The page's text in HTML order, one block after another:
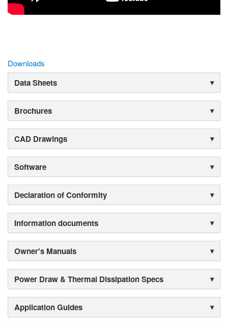
Downloads
Data Sheets
Brochures
CAD Drawings
Software
Declaration of Conformity
Information documents
Owner's Manuals
Power Draw & Thermal Dissipation Specs
Application Guides